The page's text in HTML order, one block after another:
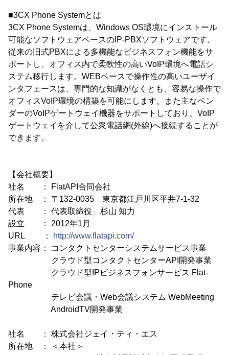
■3CX Phone Systemとは
3CX Phone Systemは、Windows OS環境にインストール
可能なソフトウェアベースのIP-PBXソフトウェアです。
従来の旧式PBXによる多機能なビジネスフォン機能をサ
ポートし、オフィス内で柔軟性の高いVoIP環境へ電話シ
ステム移行します。WEBベースで操作性の高いユーザイ
ンタフェースは、専門的な知識がなくとも、容易な操作で
オフィスVoIP環境の構築を可能にします。また主なベン
ダーのVoIPゲートウェイ機器をサポートしており、VoIP
ゲートウェイを介して公衆電話網(外線)へ接続することが
できます。
【会社概要】
社名 ： FlatAPI合同会社
所在地 ： 〒132-0035 東京都江戸川区平井7-1-32
代表 ： 代表取締役 杉山 知力
設立 ： 2012年1月
URL ：
http://www.flatapi.com/
事業内容： コンタクトセンターシステムサービス事業
クラウド型コンタクトセンターAPI開発事業
クラウド型IPビジネスフォンサービス Flat-
Phone
テレビ会議・Web会議システム WebMeeting
AndroidTV開発事業
社名 ： 株式会社ジェイ・ティ・エス
所在地 ： ＜本社＞